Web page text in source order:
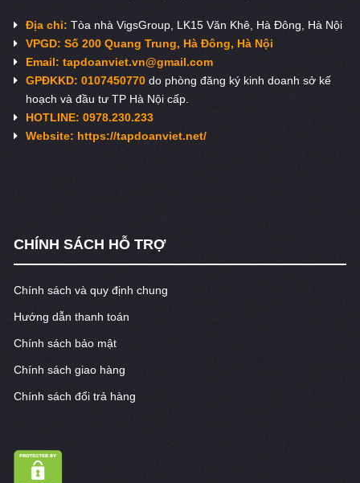
Địa chỉ:Tòa nhà VigsGroup, LK15 Văn Khê, Hà Đông, Hà Nội
VPGD: Số 200 Quang Trung, Hà Đông, Hà Nội
Email:tapdoanviet.vn@gmail.com
GPĐKKD: 0107450770do phòng đăng ký kinh doanh sở kế
hoạch và đầu tư TP Hà Nội cấp.
HOTLINE: 0978.230.233
Website: https://tapdoanviet.net/
CHÍNH SÁCH HỖ TRỢ
Chính sách và quy định chung
Hướng dẫn thanh toán
Chính sách bảo mật
Chính sách giao hàng
Chính sách đổi trả hàng